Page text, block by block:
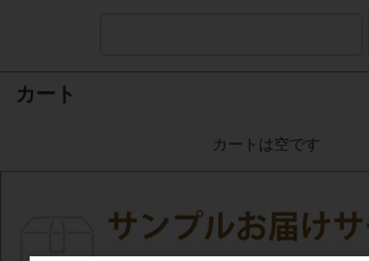
カート
カートは空です